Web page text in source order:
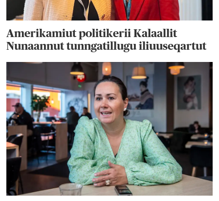
Amerikamiut politikerii Kalaallit
Nunaannut tunngatillugu iliuuseqartut